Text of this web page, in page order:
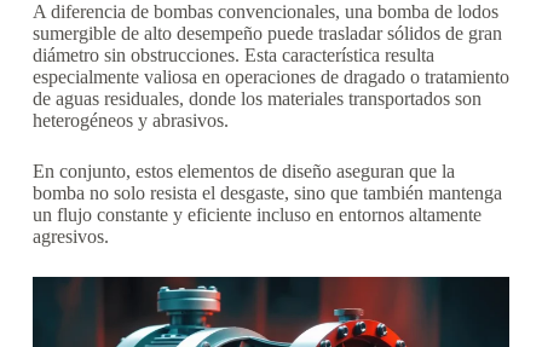
A diferencia de bombas convencionales, una bomba de lodos
sumergible de alto desempeño puede trasladar sólidos de gran
diámetro sin obstrucciones. Esta característica resulta
especialmente valiosa en operaciones de dragado o tratamiento
de aguas residuales, donde los materiales transportados son
heterogéneos y abrasivos.
En conjunto, estos elementos de diseño aseguran que la
bomba no solo resista el desgaste, sino que también mantenga
un flujo constante y eficiente incluso en entornos altamente
agresivos.